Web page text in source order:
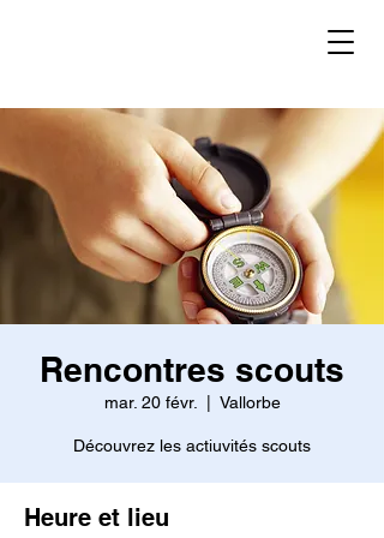
Rencontres scouts
mar. 20 févr. Vallorbe
Découvrez les actiuvités scouts
Heure et lieu